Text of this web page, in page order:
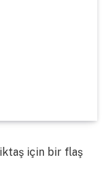
için bir flaş